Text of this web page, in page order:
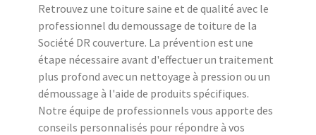
Retrouvez une toiture saine et de qualité avec le
professionnel du demoussage de toiture de la
Société DR couverture. La prévention est une
étape nécessaire avant d'effectuer un traitement
plus profond avec un nettoyage à pression ou un
démoussage à l'aide de produits spécifiques.
Notre équipe de professionnels vous apporte des
conseils personnalisés pour répondre à vos